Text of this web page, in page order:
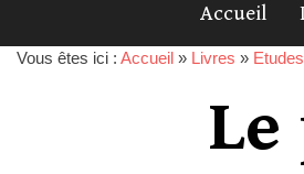
Accueil
Vous êtes ici : Accueil » Livres »